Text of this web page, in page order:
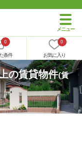
0
条件
0
お気に入り
の賃貸物件(賃